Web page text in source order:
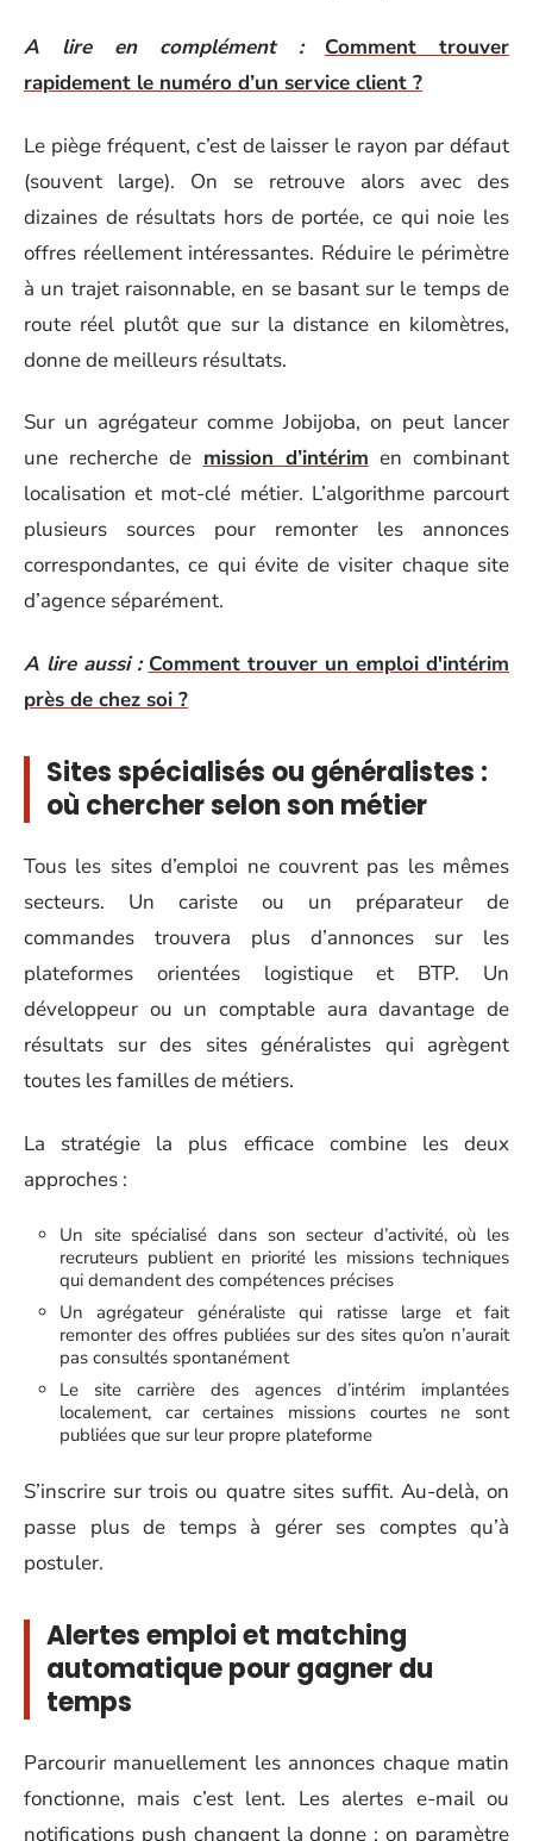
A lire en complément :
Comment trouver
rapidement le numéro d’un service client ?
Le piège fréquent, c’est de laisser le rayon par défaut
(souvent large). On se retrouve alors avec des
dizaines de résultats hors de portée, ce qui noie les
offres réellement intéressantes. Réduire le périmètre
à un trajet raisonnable, en se basant sur le temps de
route réel plutôt que sur la distance en kilomètres,
donne de meilleurs résultats.
Sur un agrégateur comme Jobijoba, on peut lancer
une recherche de mission d’intérim en combinant
localisation et mot-clé métier. L’algorithme parcourt
plusieurs sources pour remonter les annonces
correspondantes, ce qui évite de visiter chaque site
d’agence séparément.
A lire aussi : Comment trouver un emploi d'intérim
près de chez soi ?
Sites spécialisés ou généralistes :
où chercher selon son métier
Tous les sites d’emploi ne couvrent pas les mêmes
secteurs. Un cariste ou un préparateur de
commandes trouvera plus d’annonces sur les
plateformes orientées logistique et BTP. Un
développeur ou un comptable aura davantage de
résultats sur des sites généralistes qui agrègent
toutes les familles de métiers.
La stratégie la plus efficace combine les deux
approches :
Un site spécialisé dans son secteur d’activité, où les
recruteurs publient en priorité les missions techniques
qui demandent des compétences précises
Un agrégateur généraliste qui ratisse large et fait
remonter des offres publiées sur des sites qu’on n’aurait
pas consultés spontanément
Le site carrière des agences d’intérim implantées
localement, car certaines missions courtes ne sont
publiées que sur leur propre plateforme
S’inscrire sur trois ou quatre sites suffit. Au-delà, on
passe plus de temps à gérer ses comptes qu’à
postuler.
Alertes emploi et matching
automatique pour gagner du
temps
Parcourir manuellement les annonces chaque matin
fonctionne, mais c’est lent. Les alertes e-mail ou
notifications push changent la donne : on paramètre